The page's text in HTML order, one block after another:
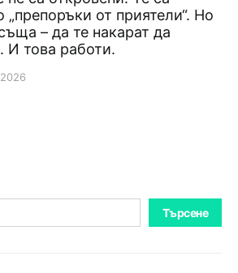
„препоръки от приятели“. Но
– да те накарат да
И това работи.
Търсене